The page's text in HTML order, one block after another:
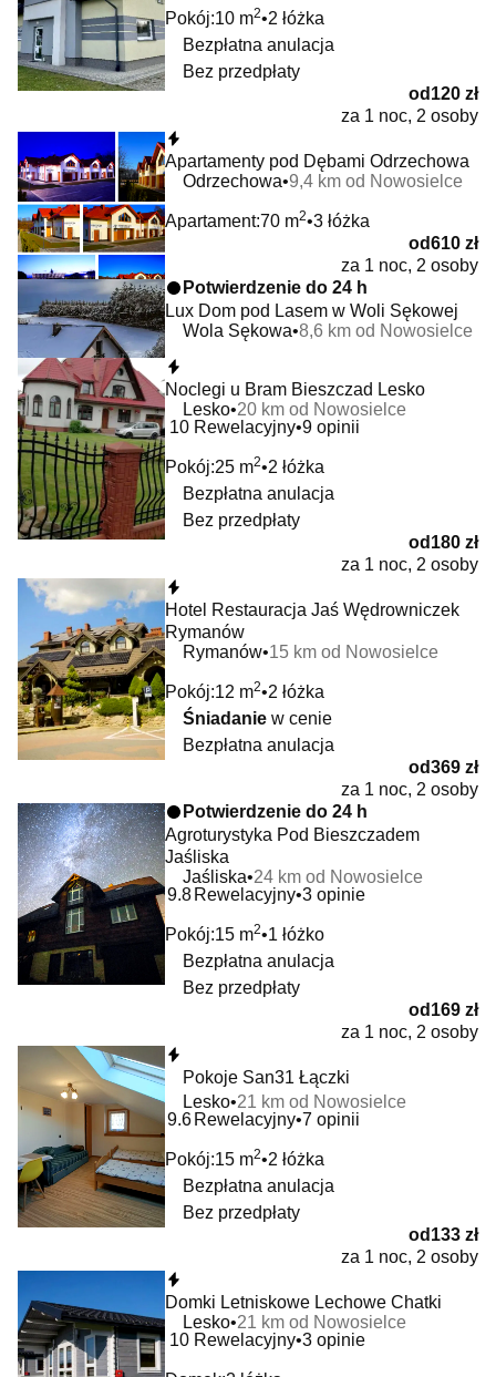
Pokój:10 m2 2 łóżka
Bezpłatna anulacja
Bez przedpłaty
od 120 zł
za 1 noc, 2 osoby
Apartamenty pod Dębami Odrzechowa
Odrzechowa 9,4 km od Nowosielce
Apartament:70 m2 3 łóżka
od610 zł
za 1 noc, 2 osoby
Potwierdzenie do 24 h
Lux Dom pod Lasem w Woli Sękowej
Wola Sękowa 8,6 km od Nowosielce
Noclegi u Bram Bieszczad Lesko
Lesko 20 km od Nowosielce
10 Rewelacyjny 9 opinii
Pokój:25 m2 2 łóżka
Bezpłatna anulacja
Bez przedpłaty
od 180 zł
za 1 noc, 2 osoby
Hotel Restauracja Jaś Wędrowniczek
Rymanów
Rymanów 15 km od Nowosielce
Pokój:12 m2 2 łóżka
Śniadanie w cenie
Bezpłatna anulacja
od369 zł
za 1 noc, 2 osoby
Potwierdzenie do 24 h
Agroturystyka Pod Bieszczadem
Jaśliska
Jaśliska 24 km od Nowosielce
9.8 Rewelacyjny 3 opinie
Pokój:15 m2 1 łóżko
Bezpłatna anulacja
Bez przedpłaty
od 169 zł
za 1 noc, 2 osoby
Pokoje San31 Łączki
Lesko 21 km od Nowosielce
9.6 Rewelacyjny 7 opinii
Pokój:15 m2 2 łóżka
Bezpłatna anulacja
Bez przedpłaty
od 133 zł
za 1 noc, 2 osoby
Domki Letniskowe Lechowe Chatki
Lesko 21 km od Nowosielce
10 Rewelacyjny 3 opinie